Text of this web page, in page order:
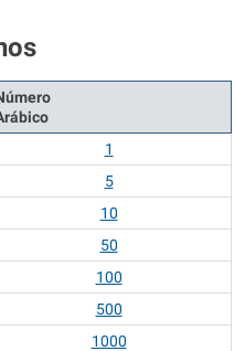
1
5
10
50
100
500
1000